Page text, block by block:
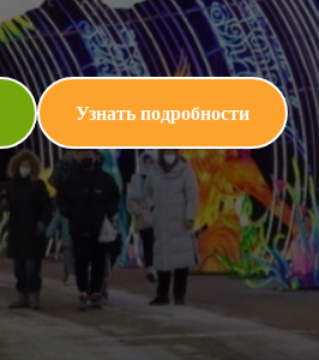
Узнать подробности